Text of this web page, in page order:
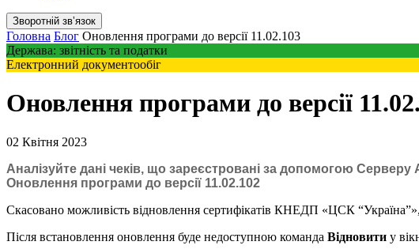
Зворотній звʼязок
Головна Блог Оновлення програми до версії 11.02.103
Держава: звітність та податки
Електронний документообіг
Оновлення програми до версії
02 Квітня 2023
Аналізуйте дані чеків, що зареєстровані за допомогою Серверу
Оновлення програми до версії 11.02.102
Скасовано можливість відновлення сертифікатів КНЕДП «ЦСК “Україна”»,
Після встановлення оновлення буде недоступною команда Відновити у